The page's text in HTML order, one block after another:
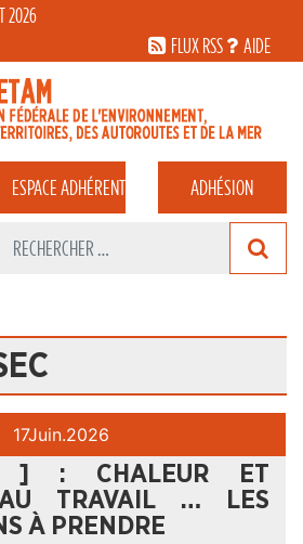
2026
FLUX RSS
AIDE
ESPACEADHÉRENT ADHÉSION
17Juin.2026
] : CHALEUR ET
AU TRAVAIL … LES
À PRENDRE